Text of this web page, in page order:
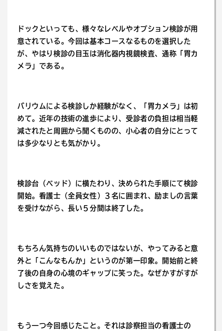
ドックといっても、様々なレベルやオプション検診が用
意されている。今回は基本コースなるものを選択した
が、やはり検診の目玉は消化器内視鏡検査、通称「胃カ
メラ」である。
バリウムによる検診しか経験がなく、「胃カメラ」は初
めて。近年の技術の進歩により、受診者の負担は相当軽
減されたと周囲から聞くものの、小心者の自分にとって
は多少なりとも気がかり。
検診台（ベッド）に横たわり、決められた手順にて検診
開始。看護士（全員女性）３名に囲まれ、励ましの言葉
を受けながら、長い５分間は終了した。
もちろん気持ちのいいものではないが、やってみると意
外と「こんなもんか」というのが第一印象。開始前と終
了後の自身の心境のギャップに笑った。なぜかすがすが
しさを覚えた。
もう一つ今回感じたこと。それは診察担当の看護士の